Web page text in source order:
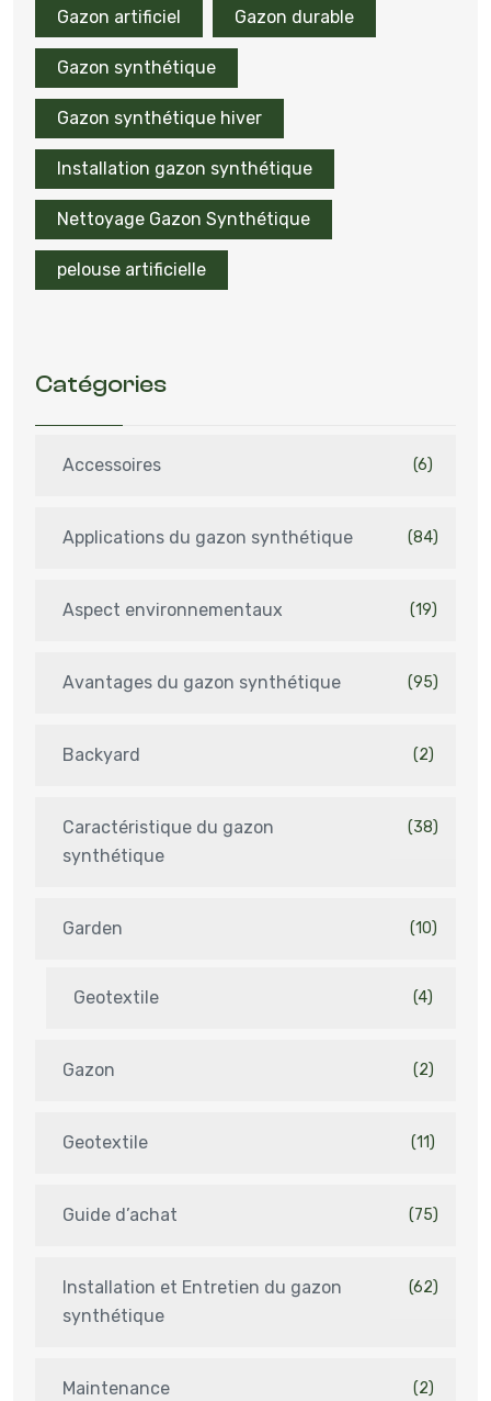
Gazon artificiel Gazon durable
Gazon synthétique
Gazon synthétique hiver
Installation gazon synthétique
Nettoyage Gazon Synthétique
pelouse artificielle
Catégories
Accessoires (6)
Applications du gazon synthétique (84)
Aspect environnementaux (19)
Avantages du gazon synthétique (95)
Backyard (2)
Caractéristique du gazon
synthétique
(38)
Garden (10)
Geotextile (4)
Gazon (2)
Geotextile (11)
Guide d’achat (75)
Installation et Entretien du gazon
synthétique
(62)
Maintenance (2)